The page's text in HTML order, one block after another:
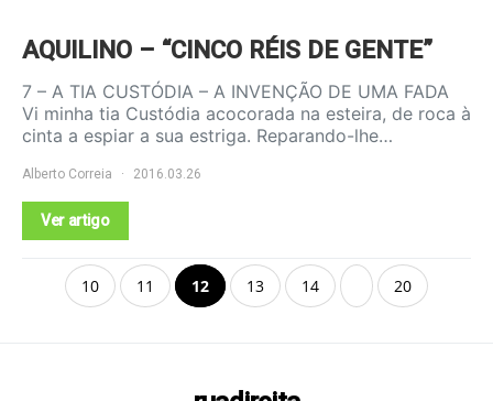
AQUILINO – “CINCO RÉIS DE GENTE”
7 – A TIA CUSTÓDIA – A INVENÇÃO DE UMA FADA
Vi minha tia Custódia acocorada na esteira, de roca à
cinta a espiar a sua estriga. Reparando-lhe…
Alberto Correia 2016.03.26
Ver artigo
10 11 12 13 14 20